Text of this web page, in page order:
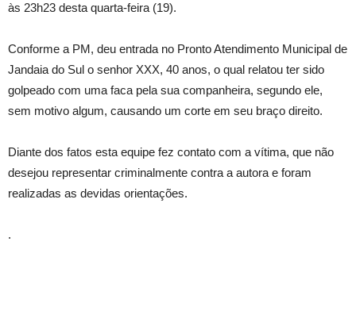
às 23h23 desta quarta-feira (19).
Conforme a PM, deu entrada no Pronto Atendimento Municipal de
Jandaia do Sul o senhor XXX, 40 anos, o qual relatou ter sido
golpeado com uma faca pela sua companheira, segundo ele,
sem motivo algum, causando um corte em seu braço direito.
Diante dos fatos esta equipe fez contato com a vítima, que não
desejou representar criminalmente contra a autora e foram
realizadas as devidas orientações.
.